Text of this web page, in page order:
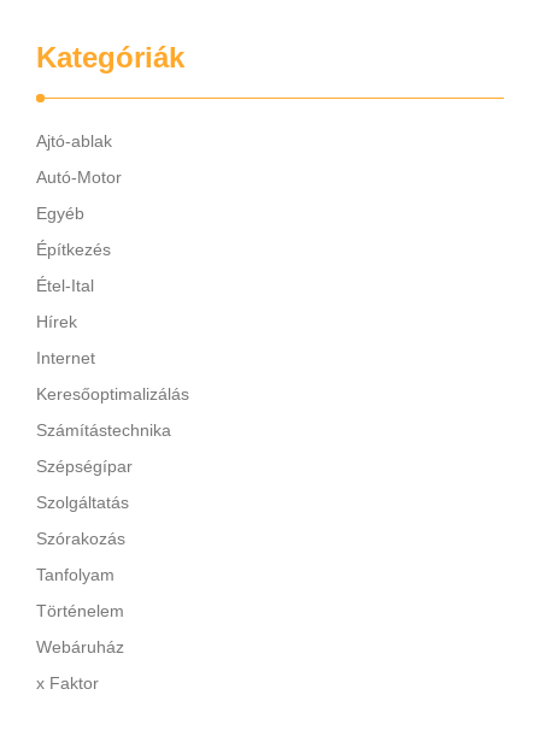
Kategóriák
Ajtó-ablak
Autó-Motor
Egyéb
Építkezés
Étel-Ital
Hírek
Internet
Keresőoptimalizálás
Számítástechnika
Szépségípar
Szolgáltatás
Szórakozás
Tanfolyam
Történelem
Webáruház
x Faktor